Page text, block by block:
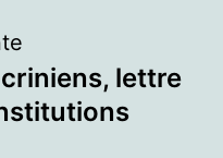
lettre